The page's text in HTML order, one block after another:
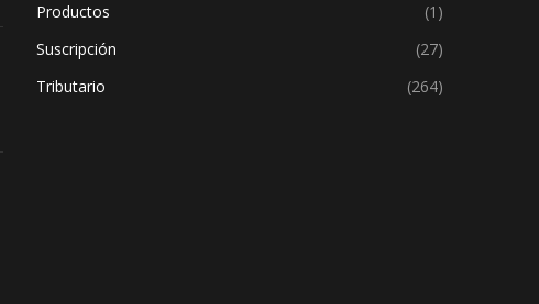
Productos
(1)
Suscripción
(27)
Tributario
(264)